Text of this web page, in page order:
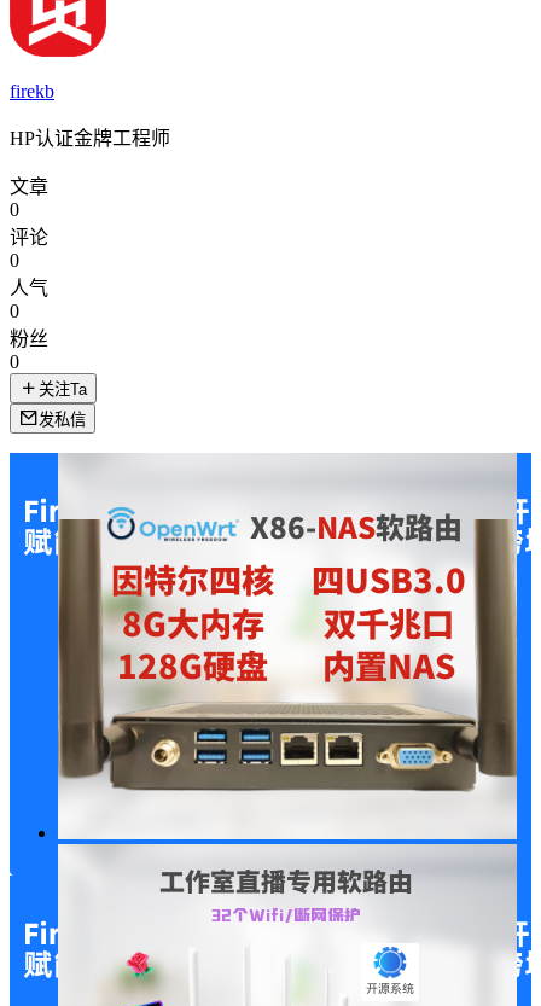
firekb
HP认证金牌工程师
文章
0
评论
0
人气
0
粉丝
0
关注Ta
发私信